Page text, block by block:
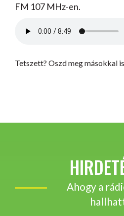
FM 107 MHz-en.
Tetszett? Oszd meg másokkal
Ahogy a